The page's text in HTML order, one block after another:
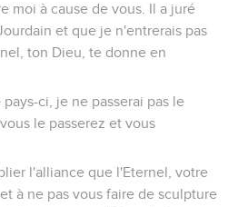
moi à cause de vous. Il a juré
et que je n'entrerais pas
ton Dieu, te donne en
ci, je ne passerai pas le
le passerez et vous
l'alliance que l'Eternel, votre
à ne pas vous faire de sculpture